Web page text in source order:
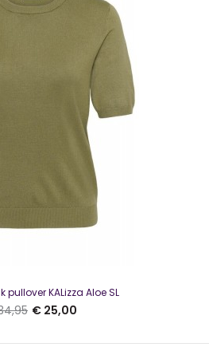
pullover KALizza Aloe SL
€ 25,00
pullover KALizza Aloe SL
€ 25,00